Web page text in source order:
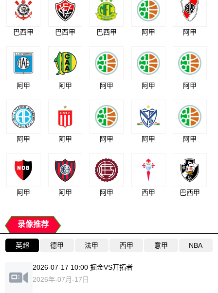
巴西甲 巴西甲 巴西甲 阿甲 阿甲
阿甲 阿甲 阿甲 阿甲 阿甲
阿甲 阿甲 阿甲 阿甲 阿甲
阿甲 阿甲 阿甲 西甲 巴西甲
录像推荐
英超 德甲 法甲 西甲 意甲 NBA
2026-07-17 10:00 掘金VS开拓者
2026年-07月-17日